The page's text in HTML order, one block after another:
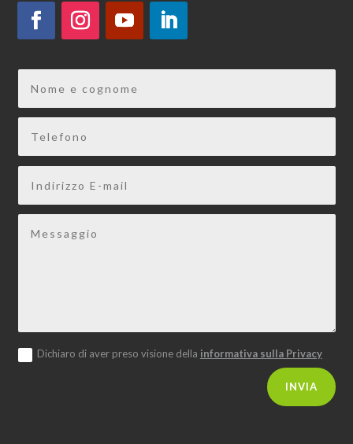
Dichiaro di aver preso visione della informativa sulla Privacy
INVIA